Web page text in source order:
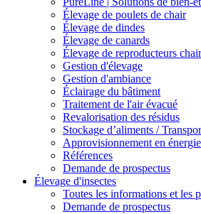
Élevage de poulets de chair
Élevage de dindes
Élevage de canards
Élevage de reproducteurs chair
Gestion d'élevage
Gestion d'ambiance
Éclairage du bâtiment
Traitement de l'air évacué
Revalorisation des résidus
Stockage d’aliments /
Approvisionnement en énergie
Références
Demande de prospectus
Élevage d'insectes
Toutes les informations et les
Demande de prospectus